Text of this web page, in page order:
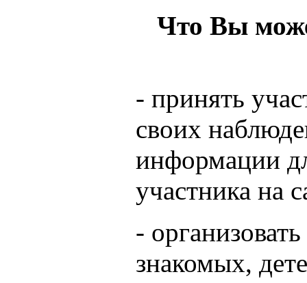
Что Вы
- принять
своих
информации
участника на
-
знакомых,